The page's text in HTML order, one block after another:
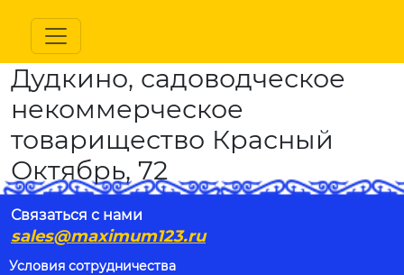
Дудкино, садоводческое
некоммерческое
товарищество Красный
Октябрь, 72
Связаться с нами
sales@maximum123.ru
Условия сотрудничества